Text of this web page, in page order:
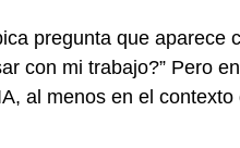
pregunta que aparece
con mi trabajo?” Pero
al menos en el